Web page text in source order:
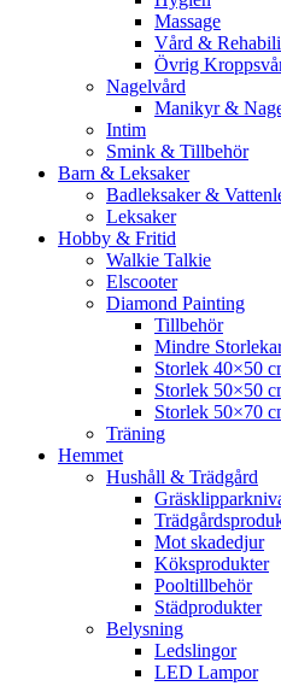
Massage
Vård &
Övrig
Nagelvård
Manikyr &
Intim
Smink & Tillbehör
Barn & Leksaker
Badleksaker &
Leksaker
Hobby & Fritid
Walkie Talkie
Elscooter
Diamond Painting
Tillbehör
Mindre
Storlek 40×50
Storlek 50×50
Storlek 50×70
Träning
Hemmet
Hushåll & Trädgård
Mot skadedjur
Köksprodukter
Pooltillbehör
Städprodukter
Belysning
Ledslingor
LED Lampor